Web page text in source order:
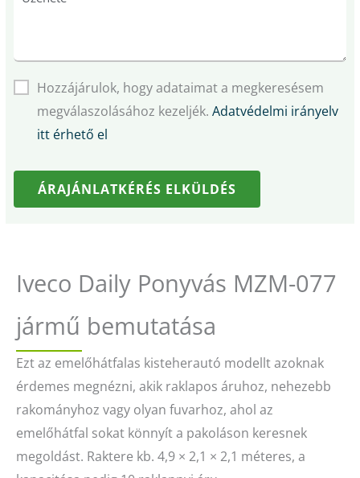
Hozzájárulok, hogy adataimat a megkeresésem
megválaszolásához kezeljék. Adatvédelmi irányelv
itt érhető el
ÁRAJÁNLATKÉRÉS ELKÜLDÉS
Iveco Daily Ponyvás MZM-077
jármű bemutatása
Ezt az emelőhátfalas kisteherautó modellt azoknak
érdemes megnézni, akik raklapos áruhoz, nehezebb
rakományhoz vagy olyan fuvarhoz, ahol az
emelőhátfal sokat könnyít a pakoláson keresnek
megoldást. Raktere kb. 4,9 × 2,1 × 2,1 méteres, a